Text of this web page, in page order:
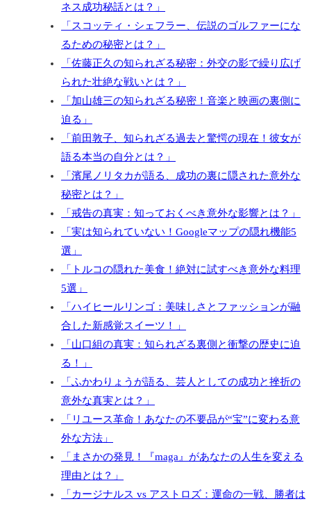
ネス成功秘話とは？」
「スコッティ・シェフラー、伝説のゴルファーにな
るための秘密とは？」
「佐藤正久の知られざる秘密：外交の影で繰り広げ
られた壮絶な戦いとは？」
「加山雄三の知られざる秘密！音楽と映画の裏側に
迫る」
「前田敦子、知られざる過去と驚愕の現在！彼女が
語る本当の自分とは？」
「濱尾ノリタカが語る、成功の裏に隠された意外な
秘密とは？」
「戒告の真実：知っておくべき意外な影響とは？」
「実は知られていない！Googleマップの隠れ機能5
選」
「トルコの隠れた美食！絶対に試すべき意外な料理
5選」
「ハイヒールリンゴ：美味しさとファッションが融
合した新感覚スイーツ！」
「山口組の真実：知られざる裏側と衝撃の歴史に迫
る！」
「ふかわりょうが語る、芸人としての成功と挫折の
意外な真実とは？」
「リユース革命！あなたの不要品が“宝”に変わる意
外な方法」
「まさかの発見！『maga』があなたの人生を変える
理由とは？」
「カージナルス vs アストロズ：運命の一戦、勝者は